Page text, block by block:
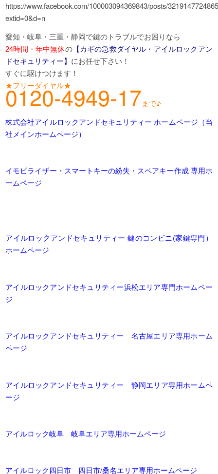
https://www.facebook.com/100003094369843/posts/
extid=0&d=n
愛知・岐阜・三重・静岡で鍵のトラブルでお困りなら
24時間・年中無休の【カギの急救ダイヤル・アイルロックアン
ドセキュリティー】 にお任せ下さい！
すぐに駆けつけます！
★フリーダイヤル★
0120-4949-17まで♪
株式会社アイルロックアンドセキュリティー ホームページ（当
社メインホームページ）
イモビライザー・スマートキーの紛失・スペアキー作成 専用ホ
ームページ
アイルロックアンドセキュリティー 鍵のコンビニ(家鍵専門）
ホームページ
アイルロックアンドセキュリティー浜松エリア専門ホームペー
ジ
アイルロックアンドセキュリティー 名古屋エリア専用ホーム
ページ
アイルロックアンドセキュリティー 静岡エリア専用ホームペ
ージ
アイルロック岐阜 岐阜エリア専用ホームページ
アイルロック四日市 四日市/桑名エリア専用ホームページ